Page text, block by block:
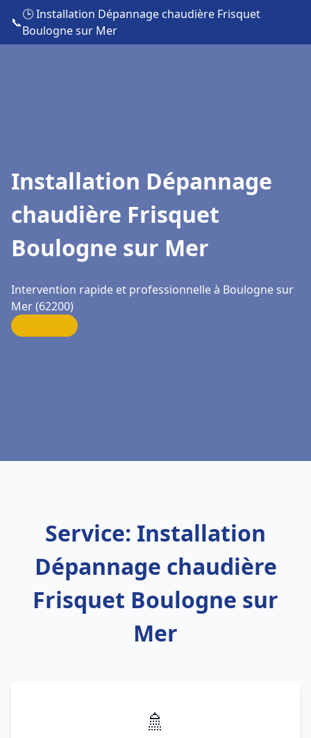
📞
🕒 Installation Dépannage chaudière Frisquet
Boulogne sur Mer
Installation Dépannage
chaudière Frisquet
Boulogne sur Mer
Intervention rapide et professionnelle à Boulogne sur
Mer (62200)
Service: Installation
Dépannage chaudière
Frisquet Boulogne sur
Mer
🚿